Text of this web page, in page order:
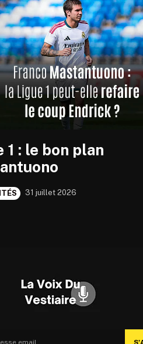
1 : le bon plan
31 juillet 2026